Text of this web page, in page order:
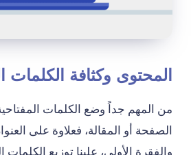
المحتوى وكثافة الكلمات
من المهم جداً وضع الكلمات
الصفحة أو المقالة، فعلاوة على
والفقرة الأولى، علينا توزيع الكلمات